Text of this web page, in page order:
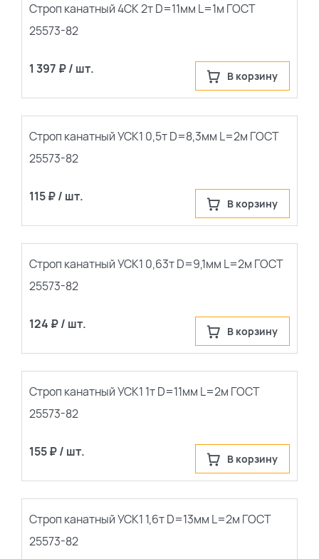
Строп канатный 4СК 2т D=11мм L=1м ГОСТ
25573-82
1 397 ₽ / шт. В корзину
Строп канатный УСК1 0,5т D=8,3мм L=2м ГОСТ
25573-82
115 ₽ / шт. В корзину
Строп канатный УСК1 0,63т D=9,1мм L=2м ГОСТ
25573-82
124 ₽ / шт. В корзину
Строп канатный УСК1 1т D=11мм L=2м ГОСТ
25573-82
155 ₽ / шт. В корзину
Строп канатный УСК1 1,6т D=13мм L=2м ГОСТ
25573-82